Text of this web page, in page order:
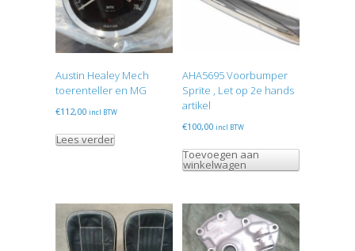
Austin Healey Mech
toerenteller en MG
€112,00 incl BTW
Lees verder
AHA5695 Voorbumper
Sprite , Let op 2e hands
artikel
€100,00 incl BTW
Toevoegen aan
winkelwagen